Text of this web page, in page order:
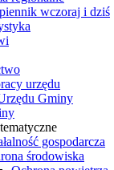
wczoraj i dziś
urzędu
Gminy
gospodarcza
środowiska